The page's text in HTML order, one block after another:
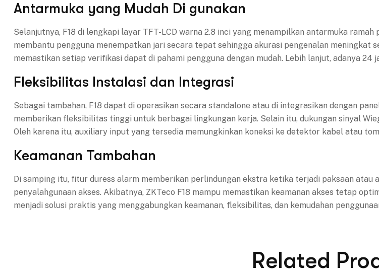
Antarmuka yang Mudah Di gunakan
Selanjutnya, F18 di lengkapi layar TFT-LCD warna 2.8 inci yang menampilkan antarmuka
membantu pengguna menempatkan jari secara tepat sehingga akurasi pengenalan meningkat
memastikan setiap verifikasi dapat di pahami pengguna dengan mudah. Lebih lanjut, adanya
Fleksibilitas Instalasi dan Integrasi
Sebagai tambahan, F18 dapat di operasikan secara standalone atau di integrasikan dengan
memberikan fleksibilitas tinggi untuk berbagai lingkungan kerja. Selain itu, dukungan sinyal
Oleh karena itu, auxiliary input yang tersedia memungkinkan koneksi ke detektor kabel atau
Keamanan Tambahan
Di samping itu, fitur duress alarm memberikan perlindungan ekstra ketika terjadi paksaan atau
penyalahgunaan akses. Akibatnya, ZKTeco F18 mampu memastikan keamanan akses tetap
menjadi solusi praktis yang menggabungkan keamanan, fleksibilitas, dan kemudahan
Related